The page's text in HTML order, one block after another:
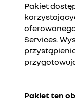
Pakiet
Services.
Pakiet ten